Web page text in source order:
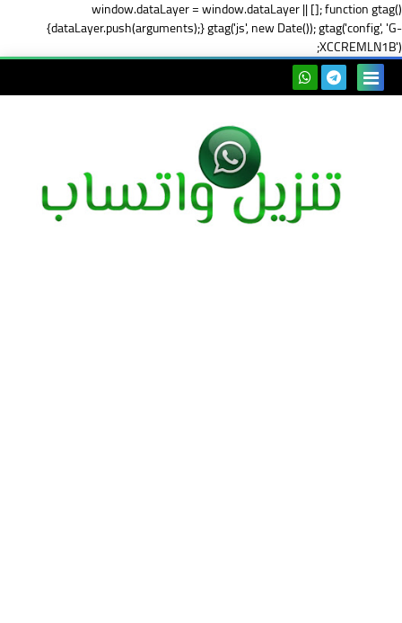
window.dataLayer = window.dataLayer || []; function gtag()
{dataLayer.push(arguments);} gtag('js', new Date()); gtag('config', 'G-
XCCREMLN1B');